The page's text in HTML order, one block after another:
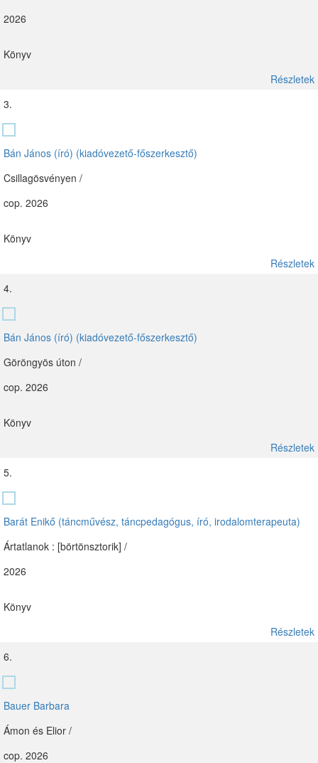
2026
Könyv
Részletek
3.
Bán János (író) (kiadóvezető-főszerkesztő)
Csillagösvényen /
cop. 2026
Könyv
Részletek
4.
Bán János (író) (kiadóvezető-főszerkesztő)
Göröngyös úton /
cop. 2026
Könyv
Részletek
5.
Barát Enikő (táncművész, táncpedagógus, író, irodalomterapeuta)
Ártatlanok : [börtönsztorik] /
2026
Könyv
Részletek
6.
Bauer Barbara
Ámon és Elior /
cop. 2026